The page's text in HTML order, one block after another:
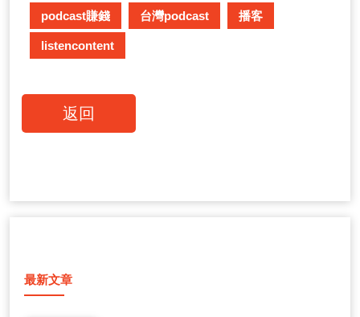
podcast賺錢 台灣podcast 播客
listencontent
返回
最新文章